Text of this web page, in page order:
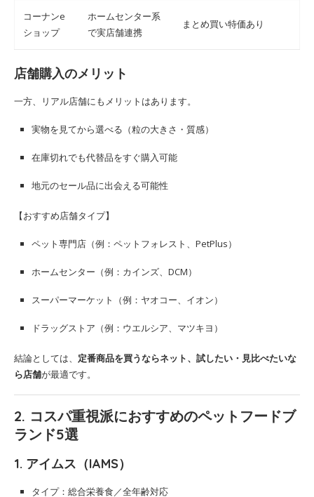
コーナンe
ショップ
ホームセンター系
で実店舗連携
まとめ買い特価あり
店舗購入のメリット
一方、リアル店舗にもメリットはあります。
実物を見てから選べる（粒の大きさ・質感）
在庫切れでも代替品をすぐ購入可能
地元のセール品に出会える可能性
【おすすめ店舗タイプ】
ペット専門店（例：ペットフォレスト、PetPlus）
ホームセンター（例：カインズ、DCM）
スーパーマーケット（例：ヤオコー、イオン）
ドラッグストア（例：ウエルシア、マツキヨ）
結論としては、 定番商品を買うならネット、試したい・見比べたいな
ら店舗が最適です。
2. コスパ重視派におすすめのペットフードブ
ランド5選
1. アイムス（IAMS）
タイプ：総合栄養食／全年齢対応